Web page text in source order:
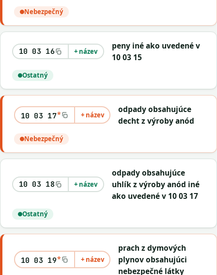
Nebezpečný
10 03 16 + název
peny iné ako uvedené v
10 03 15
Ostatný
10 03 17* + název
odpady obsahujúce
decht z výroby anód
Nebezpečný
10 03 18 + název
odpady obsahujúce
uhlík z výroby anód iné
ako uvedené v 10 03 17
Ostatný
10 03 19* + název
prach z dymových
plynov obsahujúci
nebezpečné látky